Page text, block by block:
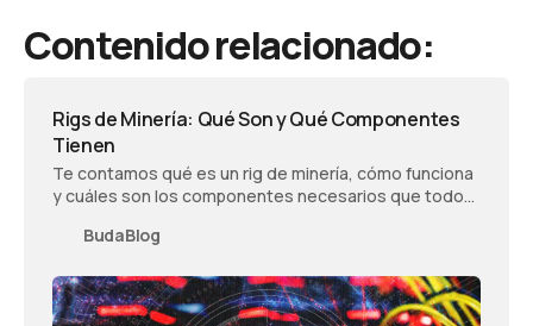
Contenido relacionado:
Rigs de Minería: Qué Son y Qué Componentes
Tienen
Te contamos qué es un rig de minería, cómo funciona
y cuáles son los componentes necesarios que todo
BudaBlog